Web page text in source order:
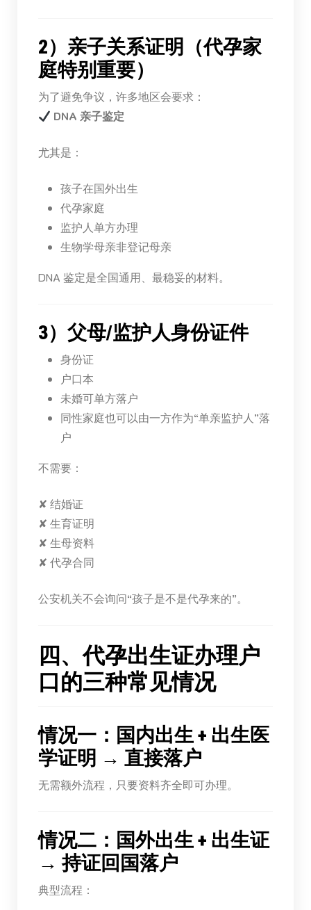
2）亲子关系证明（代孕家
庭特别重要）
为了避免争议，许多地区会要求：
DNA 亲子鉴定
尤其是：
孩子在国外出生
代孕家庭
监护人单方办理
生物学母亲非登记母亲
DNA 鉴定是全国通用、最稳妥的材料。
3）父母/监护人身份证件
身份证
户口本
未婚可单方落户
同性家庭也可以由一方作为“单亲监护人”落
户
不需要：
✘ 结婚证
✘ 生育证明
✘ 生母资料
✘ 代孕合同
公安机关不会询问“孩子是不是代孕来的”。
四、代孕出生证办理户
口的三种常见情况
情况一：国内出生 + 出生医
学证明 → 直接落户
无需额外流程，只要资料齐全即可办理。
情况二：国外出生 + 出生证
→ 持证回国落户
典型流程：